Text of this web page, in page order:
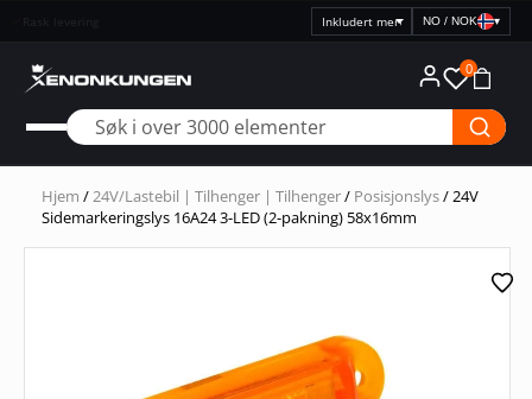
Velg
NO / NOK ▾
0
Hjem /24V/Lastebil | Tilhenger | Tilhenger/ Posisjonslys/ 24V
Sidemarkeringslys 16A24 3-LED (2-pakning) 58x16mm